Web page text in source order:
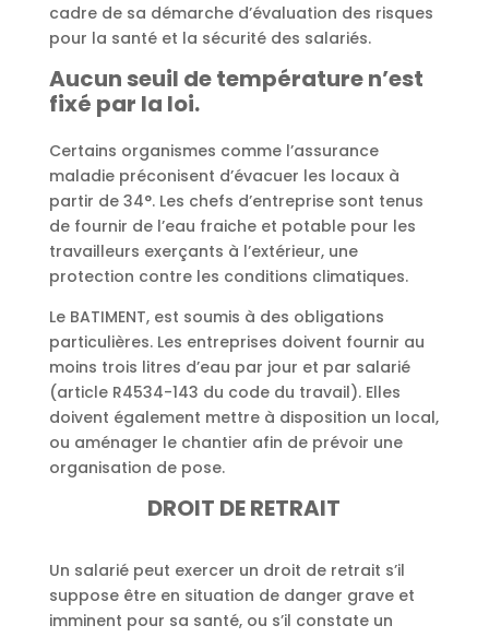
cadre de sa démarche d’évaluation des risques
pour la santé et la sécurité des salariés.
Aucun seuil de température n’est
fixé par la loi.
Certains organismes comme l’assurance
maladie préconisent d’évacuer les locaux à
partir de 34°. Les chefs d’entreprise sont tenus
de fournir de l’eau fraiche et potable pour les
travailleurs exerçants à l’extérieur, une
protection contre les conditions climatiques.
Le BATIMENT, est soumis à des obligations
particulières. Les entreprises doivent fournir au
moins trois litres d’eau par jour et par salarié
(article R4534-143 du code du travail). Elles
doivent également mettre à disposition un local,
ou aménager le chantier afin de prévoir une
organisation de pose.
DROIT DE RETRAIT
Un salarié peut exercer un droit de retrait s’il
suppose être en situation de danger grave et
imminent pour sa santé, ou s’il constate un